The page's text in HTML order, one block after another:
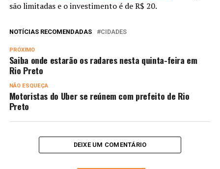
são limitadas e o investimento é de R$ 20.
NOTÍCIAS RECOMENDADAS CIDADES
PRÓXIMO
Saiba onde estarão os radares nesta quinta-feira em
Rio Preto
NÃO ESQUEÇA
Motoristas do Uber se reúnem com prefeito de Rio
Preto
DEIXE UM COMENTÁRIO